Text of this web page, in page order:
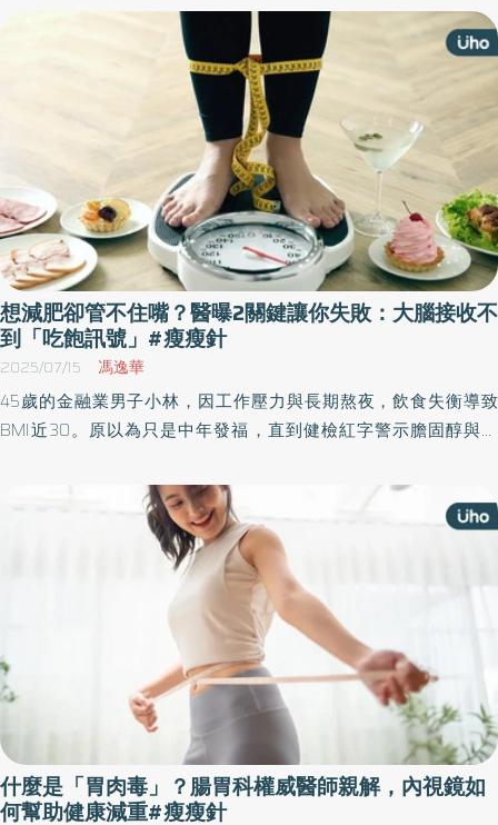
醫學，包含已成為國際頂尖運動與匈牙利太空計畫的指定設備，強
化在太空環境中容易流失的肌力。英國超級聯賽球隊 West Ham
United的官方復健設備供應商，用於球員肌力維持與運動表現恢
復。 同時更是許多國外名人指定設備，如金·卡戴珊、寇特妮·考克絲
等， 儼然成為時下頂尖保養科技的新指標。 在安全性與適應症方面
Emsculpt NEO 具備 FDA、CE、TFDA 認證， 其FDA適應症包括：增
強腹部、臀部、手臂、腿部等主要肌群的肌肉力量與緊實度，文獻
指出可提升肌肉量25%，促進局部脂肪代謝讓脂肪減少30%及內臟
脂肪減少17.8%。台灣比特樂醫美事業部總經理朱昌威指出
「Emsculpt NEO 已廣泛應用於產後腹直肌分離的媽媽、手臂蝴蝶袖
與下半身馬鞍肉族群、長期久坐導致核心不足與代謝下降的上班
族，還有追求代謝改善與機能強化的中高齡族群。他強調，肌力不
是運動員的專利，而是每一個人維持自主生活、穩定代謝、降低疾
病風險的健康基礎。」 圖/Emsculpt NEO熱磁減脂在優化體態表現的
同時，也以優異的醫療科技成為功能醫學鞏固健康基礎的新選擇。
醫界眼中，肌少症與代謝症候群不只是疾病，而是台灣未來二十年
的重大國民健康課題。Emsculpt NEO 的角色，也從體態雕塑正式邁
向功能醫學增肌減脂設備，成為預防醫學與健康老化的重要拼圖。
忽略它。《優活健康網》特選此篇，醫師指出，只要吃一盤地瓜
葉，有如天然代謝藥，甚至如瘦瘦針般提供瘦身減糖效果。
想減肥卻管不住嘴？醫曝2關鍵讓你失敗：大腦接收不
到「吃飽訊號」#瘦瘦針
2025/07/15 馮逸華
45歲的金融業男子小林，因工作壓力與長期熬夜，飲食失衡導致
BMI近30。原以為只是中年發福，直到健檢紅字警示膽固醇與血
吃宵夜，甚至被家人指責「連嘴都管不住」。經就醫發現因壓力荷
爾蒙影響食慾並增加內臟脂肪，在醫師建議下搭配新型腸泌素藥物
及壓力調適，如今逐步恢復健康體位。
什麼是「胃肉毒」？腸胃科權威醫師親解，內視鏡如
何幫助健康減重#瘦瘦針